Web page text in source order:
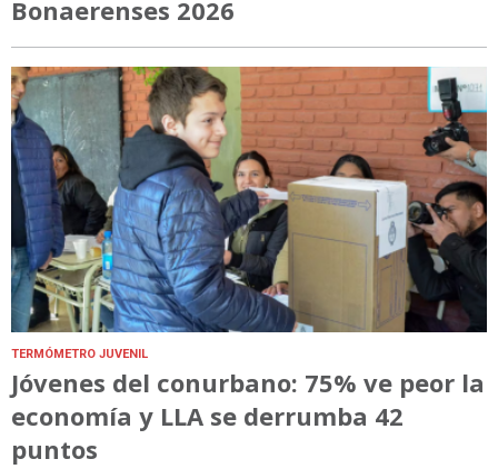
Bonaerenses 2026
TERMÓMETRO JUVENIL
Jóvenes del conurbano: 75% ve peor la
economía y LLA se derrumba 42
puntos